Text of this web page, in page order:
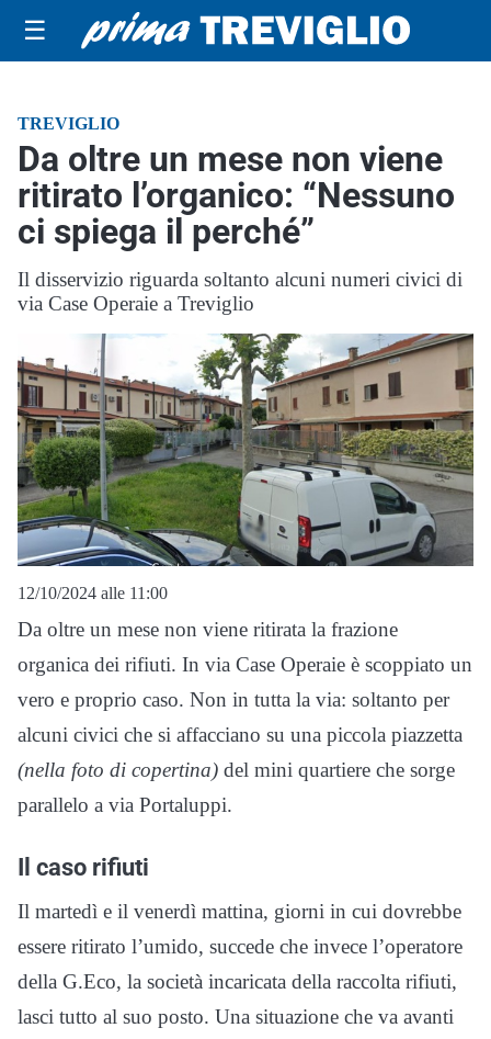
☰
TREVIGLIO
Da oltre un mese non viene
ritirato l’organico: “Nessuno
ci spiega il perché”
Il disservizio riguarda soltanto alcuni numeri civici di
via Case Operaie a Treviglio
12/10/2024 alle 11:00
Da oltre un mese non viene ritirata la frazione
organica dei rifiuti. In via Case Operaie è scoppiato un
vero e proprio caso. Non in tutta la via: soltanto per
alcuni civici che si affacciano su una piccola piazzetta
(nella foto di copertina) del mini quartiere che sorge
parallelo a via Portaluppi.
Il caso rifiuti
Il martedì e il venerdì mattina, giorni in cui dovrebbe
essere ritirato l’umido, succede che invece l’operatore
della G.Eco, la società incaricata della raccolta rifiuti,
lasci tutto al suo posto. Una situazione che va avanti